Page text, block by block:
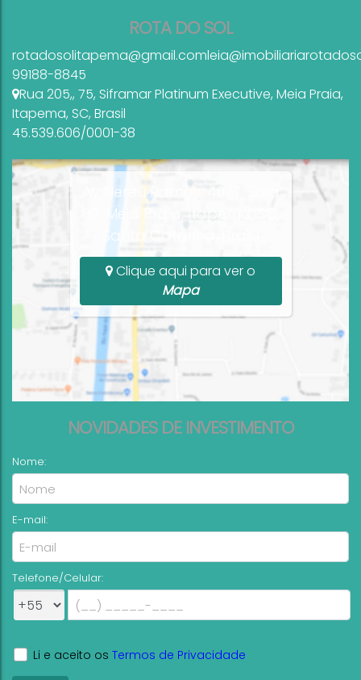
ROTA DO SOL
rotadosolitapema@gmail.com
99188-8845
Rua 205,, 75, Siframar Platinum Executive, Meia Praia,
Itapema, SC, Brasil
45.539.606/0001-38
Av Nereu Ramos, 4077, Sala
09, Meia Praia, Itapema, SC,
Santa Catarina, Brasil
Clique aqui para ver o
Mapa
NOVIDADES DE INVESTIMENTO
Nome:
E-mail:
Telefone/Celular:
Li e aceito os Termos de Privacidade